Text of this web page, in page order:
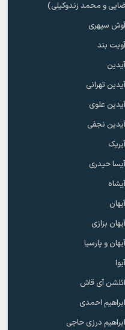
و محمد زندوکیلی)
آوش سپهری
آویت بند
آیدین
آیدین تهرانی
آیدین علوی
آیدین نجفی
آیریک
آیسا حیدری
آیشاه
آیهان
آیهان بزازی
آیهان و پارسیا
آیوا
ائلشن آی قاش
ابراهیم احمدی
ابراهیم درزی حاجی